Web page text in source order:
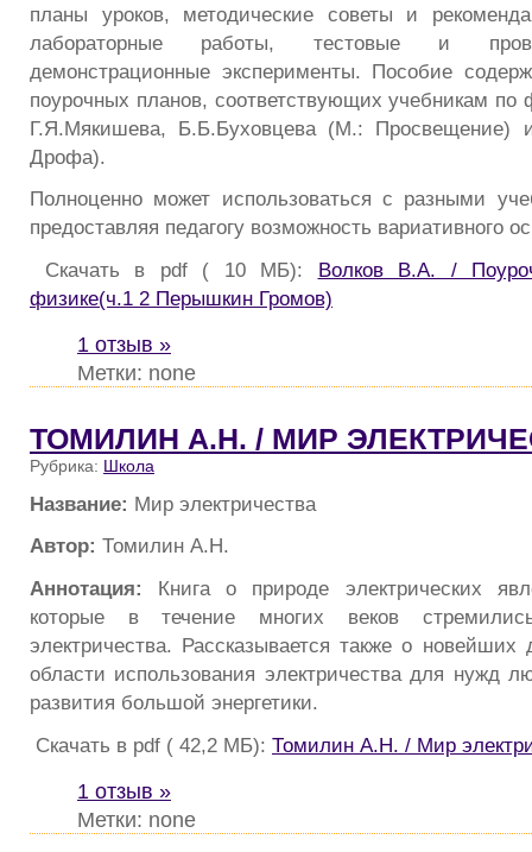
планы уроков, методические советы и
лабораторные работы, тестовые и
демонстрационные эксперименты. Пособие
поурочных планов, соответствующих учебникам по
Г.Я.Мякишева, Б.Б.Буховцева (М.: Просвещение)
Дрофа).
Полноценно может использоваться с разными
предоставляя педагогу возможность вариативного
Скачать в pdf ( 10 МБ): Волков В.А. /
физике(ч.1 2 Перышкин Громов)
1 отзыв »
Метки: none
ТОМИЛИН А.Н. / МИР
Рубрика: Школа
Название: Мир электричества
Автор: Томилин А.Н.
Аннотация: Книга о природе электрических
которые в течение многих веков
электричества. Рассказывается также о новейших
области использования электричества для нужд
развития большой энергетики.
Скачать в pdf ( 42,2 МБ): Томилин А.Н. / Мир
1 отзыв »
Метки: none